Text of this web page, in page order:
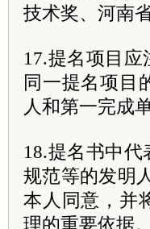
技术奖、河南
17.提名项目
同一提名项目
人和第一完成
18.提名书中
规范等的发明
本人同意，并
理的重要依据。